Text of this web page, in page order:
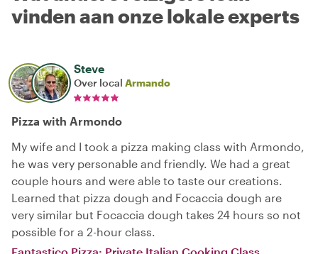
vinden aan onze lokale experts
Steve
Over local Armando
Pizza with Armondo
My wife and I took a pizza making class with Armondo,
he was very personable and friendly. We had a great
couple hours and were able to taste our creations.
Learned that pizza dough and Focaccia dough are
very similar but Focaccia dough takes 24 hours so not
possible for a 2-hour class.